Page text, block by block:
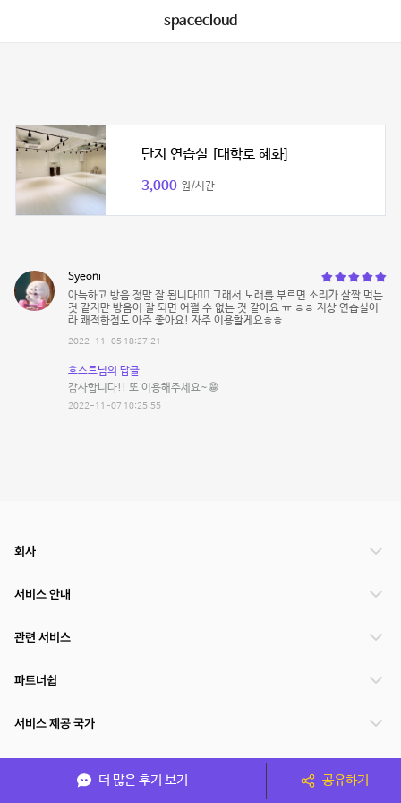
spacecloud
단지 연습실 [대학로 혜화]
3,000 원/시간
Syeoni
아늑하고 방음 정말 잘 됩니다👍🏻 그래서 노래를 부르면 소리가 살짝 먹는
것 같지만 방음이 잘 되면 어쩔 수 없는 것 같아요 ㅠ ㅎㅎ 지상 연습실이
라 쾌적한점도 아주 좋아요! 자주 이용할게요ㅎㅎ
2022-11-05 18:27:21
호스트님의 답글
감사합니다!! 또 이용해주세요~😁
2022-11-07 10:25:55
더 많은 후기 보기 공유하기
회사
서비스 안내
관련 서비스
파트너쉽
서비스 제공 국가
(주)NSPACE 사업자정보